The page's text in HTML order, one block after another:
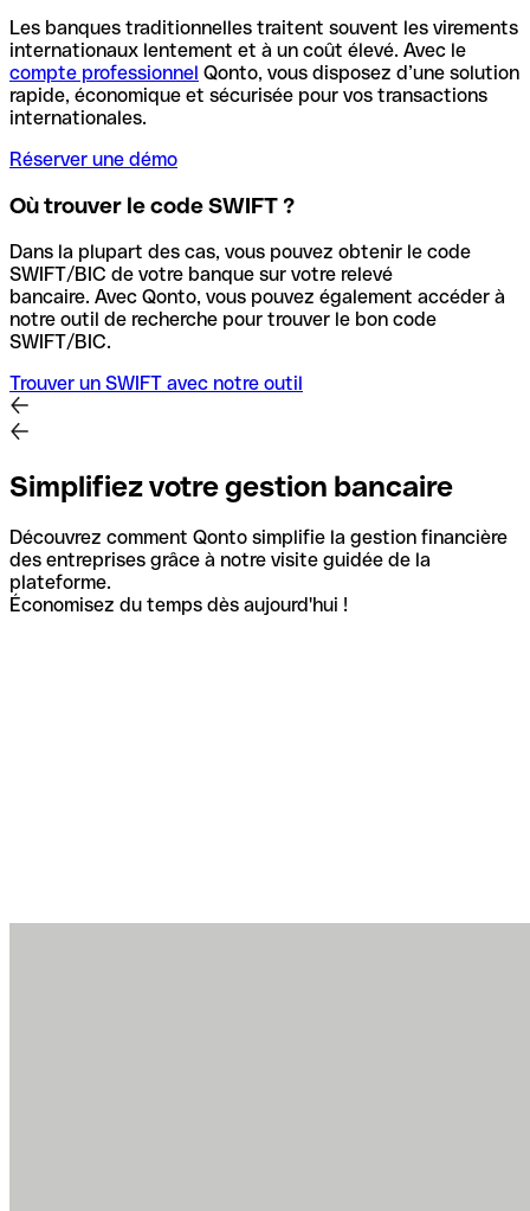
Les banques traditionnelles traitent souvent les virements
internationaux lentement et à un coût élevé. Avec le
compte professionnel Qonto, vous disposez d’une solution
rapide, économique et sécurisée pour vos transactions
internationales.
Réserver une démo
Où trouver le code SWIFT ?
Dans la plupart des cas, vous pouvez obtenir le code
SWIFT/BIC de votre banque sur votre relevé
bancaire. Avec Qonto, vous pouvez également accéder à
notre outil de recherche pour trouver le bon code
SWIFT/BIC.
Trouver un SWIFT avec notre outil
Simplifiez votre gestion bancaire
Découvrez comment Qonto simplifie la gestion financière
des entreprises grâce à notre visite guidée de la
plateforme.
Économisez du temps dès aujourd'hui !